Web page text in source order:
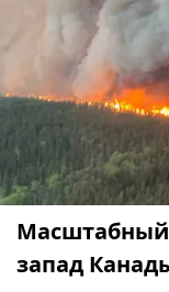
Масштабный
запад